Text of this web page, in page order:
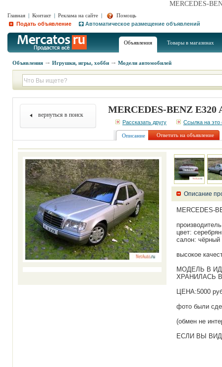
MERCEDES-
Главная | Контакт | Реклама на сайте |
Помощь
Подать объявление
Автоматическое размещение объявлений
Объявления Товары в магазинах
Объявления Игрушки, игры, хобби Модели автомобилей
вернуться в поиск MERCEDES-BENZ
Рассказать другу Ссылка на это
Описание Ответить на объявление
Описание
MERCEDES-
цвет:
салон: чёрный
высокое
МОДЕЛЬ В
ХРАНИЛАСЬ
ЦЕНА:5000
фото были
(обмен не
ЕСЛИ ВЫ